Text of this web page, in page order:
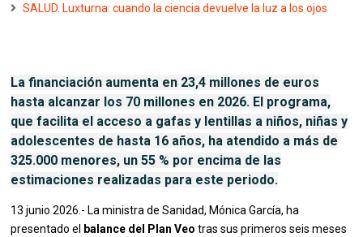
SALUD. Luxturna: cuando la ciencia devuelve la luz a los ojos
La financiación aumenta en 23,4 millones de euros
hasta alcanzar los 70 millones en 2026. El programa,
que facilita el acceso a gafas y lentillas a niños, niñas y
adolescentes de hasta 16 años, ha atendido a más de
325.000 menores, un 55 % por encima de las
estimaciones realizadas para este periodo.
13 junio 2026.- La ministra de Sanidad, Mónica García, ha
presentado el
balance del Plan Veo tras sus primeros seis meses